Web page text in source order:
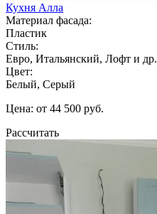
Кухня Алла
Материал фасада:
Пластик
Стиль:
Евро, Итальянский, Лофт и др.
Цвет:
Белый, Серый
Цена: от 44 500 руб.
Рассчитать